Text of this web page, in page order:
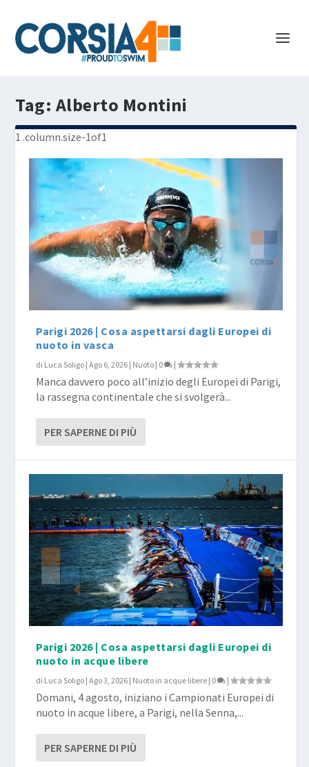
Tag: Alberto Montini
Parigi 2026 | Cosa aspettarsi dagli Europei di
nuoto in vasca
di Luca Soligo |Ago 6, 2026 | Nuoto | 0 |
Manca davvero poco all’inizio degli Europei di Parigi,
la rassegna continentale che si svolgerà...
PER SAPERNE DI PIÙ
Parigi 2026 | Cosa aspettarsi dagli Europei di
nuoto in acque libere
di Luca Soligo |Ago 3, 2026 | Nuoto in acque libere | 0 |
Domani, 4 agosto, iniziano i Campionati Europei di
nuoto in acque libere, a Parigi, nella Senna,...
PER SAPERNE DI PIÙ